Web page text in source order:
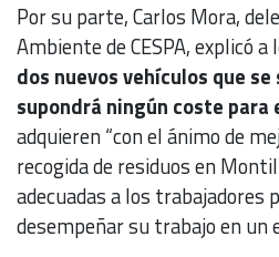
Por su parte, Carlos Mora,
Ambiente de CESPA, explicó a
dos nuevos vehículos que
supondrá ningún coste para
adquieren “con el ánimo de
recogida de residuos en
adecuadas a los trabajadores
desempeñar su trabajo en un